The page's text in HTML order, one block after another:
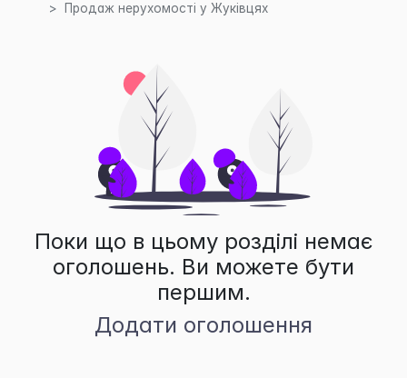
Продаж нерухомості у Жуківцях
Поки що в цьому розділі немає
оголошень. Ви можете бути
першим.
Додати оголошення